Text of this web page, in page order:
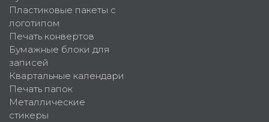
Пластиковые пакеты с
логотипом
Печать конвертов
Бумажные блоки для
записей
Квартальные календари
Печать папок
Металлические
стикеры